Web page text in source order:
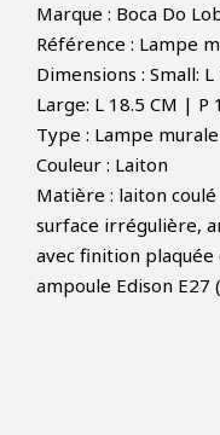
FAIRE
PRODUIT
Marque : Boca Do
Référence : Lampe
Dimensions : Small:
Large: L 18.5 CM | P
Type : Lampe murale
Couleur : Laiton
Matière : laiton
surface irrégulière,
avec finition
ampoule Edison E27